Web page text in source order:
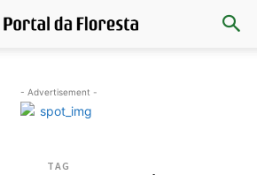
- Advertisement -
TAG